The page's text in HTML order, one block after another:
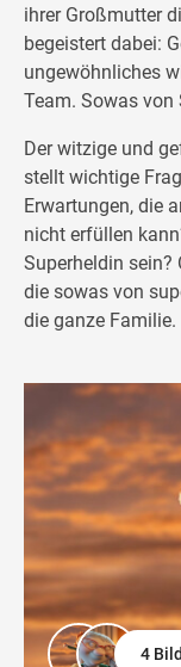
ihrer Großmutter
begeistert dabei:
ungewöhnliches
Team. Sowas von
Der witzige und
stellt wichtige
Erwartungen, die
nicht erfüllen
Superheldin sein?
die sowas von
die ganze Familie.
4